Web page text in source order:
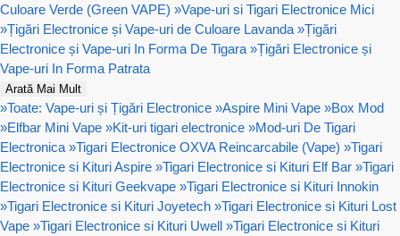
Culoare Verde (Green VAPE) »Vape-uri si Tigari Electronice Mici
»Țigări Electronice și Vape-uri de Culoare Lavanda »Țigări
Electronice și Vape-uri In Forma De Tigara »Țigări Electronice și
Vape-uri In Forma Patrata
Arată Mai Mult
»Toate: Vape-uri și Țigări Electronice »Aspire Mini Vape »Box Mod
»Elfbar Mini Vape »Kit-uri tigari electronice »Mod-uri De Tigari
Electronica »Tigari Electronice OXVA Reincarcabile (Vape) »Tigari
Electronice si Kituri Aspire »Tigari Electronice si Kituri Elf Bar »Tigari
Electronice si Kituri Geekvape »Tigari Electronice si Kituri Innokin
»Tigari Electronice si Kituri Joyetech »Tigari Electronice si Kituri Lost
Vape »Tigari Electronice si Kituri Uwell »Tigari Electronice si Kituri